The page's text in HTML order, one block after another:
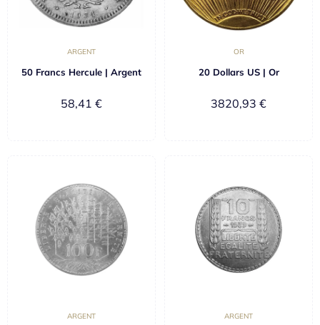
ARGENT
50 Francs Hercule | Argent
58,41 €
OR
20 Dollars US | Or
3820,93 €
ARGENT ARGENT